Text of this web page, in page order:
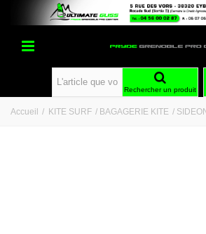
Rechercher un produit
Accueil / KITE SURF / BAGAGERIE KITE /